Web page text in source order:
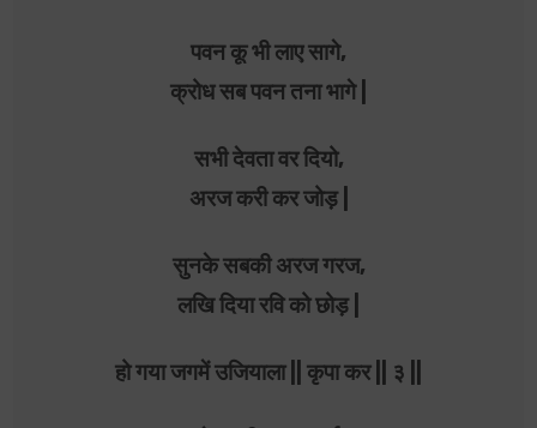
पवन कू भी लाए सागे,
क्रोध सब पवन तना भागे |
सभी देवता वर दियो,
अरज करी कर जोड़ |
सुनके सबकी अरज गरज,
लखि दिया रवि को छोड़ |
हो गया जगमें उजियाला || कृपा कर || ३ ||